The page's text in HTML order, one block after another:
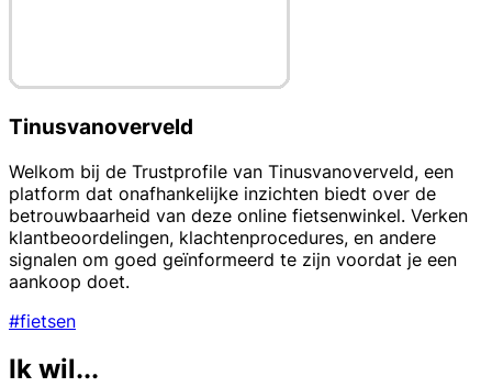
Tinusvanoverveld
Welkom bij de Trustprofile van Tinusvanoverveld, een
platform dat onafhankelijke inzichten biedt over de
betrouwbaarheid van deze online fietsenwinkel. Verken
klantbeoordelingen, klachtenprocedures, en andere
signalen om goed geïnformeerd te zijn voordat je een
aankoop doet.
#fietsen
Ik wil...